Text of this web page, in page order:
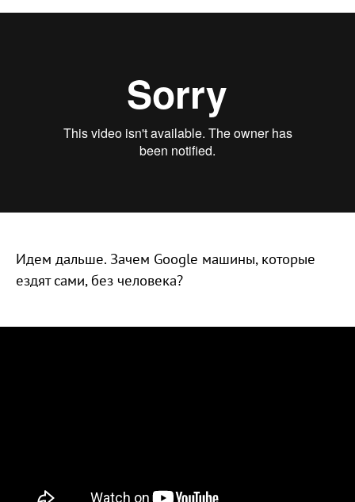
Идем дальше. Зачем Google машины, которые
ездят сами, без человека?